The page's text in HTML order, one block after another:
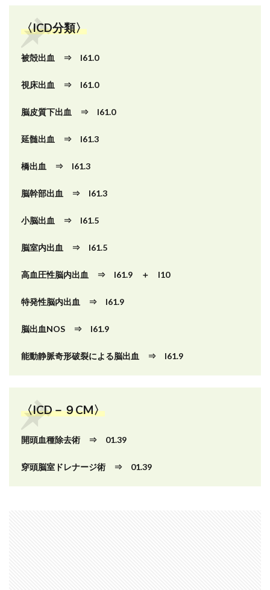
〈ICD分類〉
被殻出血 ⇒ I61.0
視床出血 ⇒ I61.0
脳皮質下出血 ⇒ I61.0
延髄出血 ⇒ I61.3
橋出血 ⇒ I61.3
脳幹部出血 ⇒ I61.3
小脳出血 ⇒ I61.5
脳室内出血 ⇒ I61.5
高血圧性脳内出血 ⇒ I61.9 ＋ I10
特発性脳内出血 ⇒ I61.9
脳出血NOS ⇒ I61.9
能動静脈奇形破裂による脳出血 ⇒ I61.9
〈ICD－９CM〉
開頭血種除去術 ⇒ 01.39
穿頭脳室ドレナージ術 ⇒ 01.39